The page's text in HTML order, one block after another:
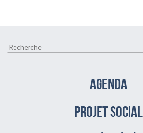
AGENDA
PROJET SOCIAL